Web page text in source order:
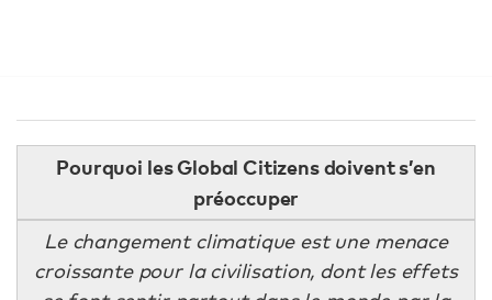
Pourquoi les Global Citizens doivent s’en
préoccuper
Le changement climatique est une menace
croissante pour la civilisation, dont les effets